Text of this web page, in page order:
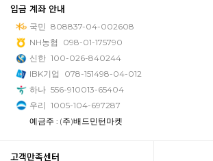
입금 계좌 안내
국민 808837-04-002608
NH농협
098-01-175790
신한 100-026-840244
IBK기업
078-151498-04-012
하나 556-910013-65404
우리 1005-104-697287
예금주 : (주)배드민턴마켓
고객만족센터